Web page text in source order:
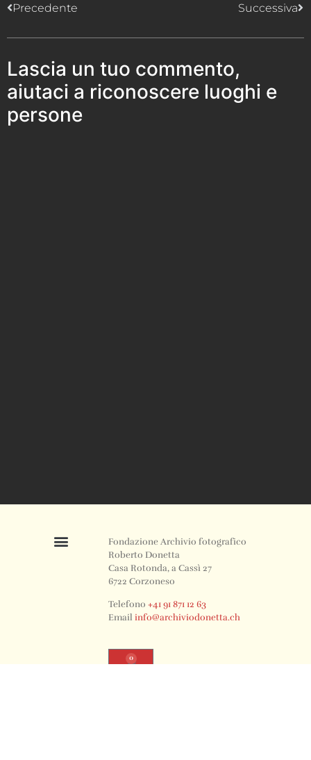
Precedente Successiva
Lascia un tuo commento,
aiutaci a riconoscere luoghi e
persone
Fondazione Archivio fotografico
Roberto Donetta
Casa Rotonda, a Cassì 27
6722 Corzoneso
Telefono+41 91 871 12 63
Emailinfo@archiviodonetta.ch
0